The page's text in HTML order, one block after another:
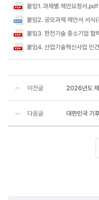
붙임1. 과제별 제안요청서.pdf
붙임2. 공모과제 제안서 서식
붙임3. 한전기술 중소기업 협
붙임4. 산업기술혁신사업 인건비 현금 인정 분
이전글 2026년도 제
다음글 대한민국 기